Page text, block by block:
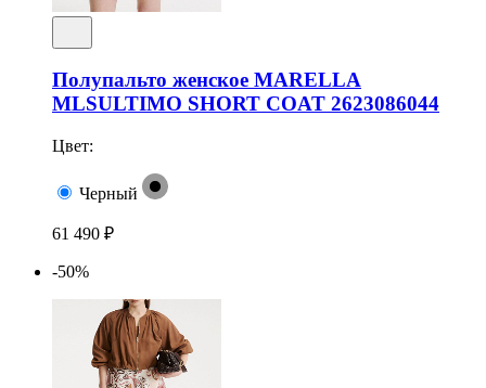
Полупальто женское MARELLA
MLSULTIMO SHORT COAT 2623086044
Цвет:
Черный
61 490 ₽
-50%